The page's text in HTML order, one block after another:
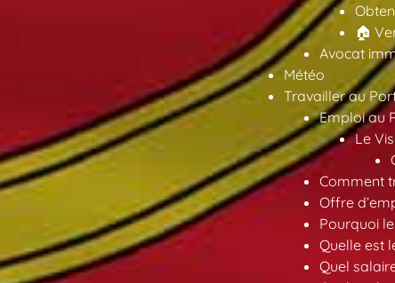
🏠
Avocat
Météo
Travailler au
Emploi au
Le
Comment
Offre
Pourquoi
Quelle est
Quel